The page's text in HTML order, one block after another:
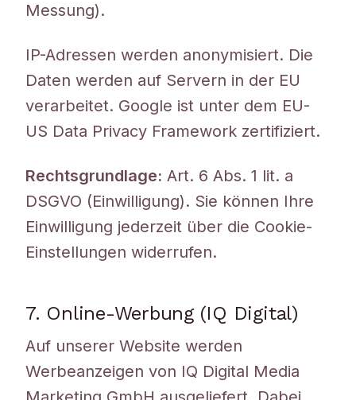
Messung).
IP-Adressen werden anonymisiert. Die
Daten werden auf Servern in der EU
verarbeitet. Google ist unter dem EU-
US Data Privacy Framework zertifiziert.
Rechtsgrundlage: Art. 6 Abs. 1 lit. a
DSGVO (Einwilligung). Sie können Ihre
Einwilligung jederzeit über die Cookie-
Einstellungen widerrufen.
7. Online-Werbung (IQ Digital)
Auf unserer Website werden
Werbeanzeigen von IQ Digital Media